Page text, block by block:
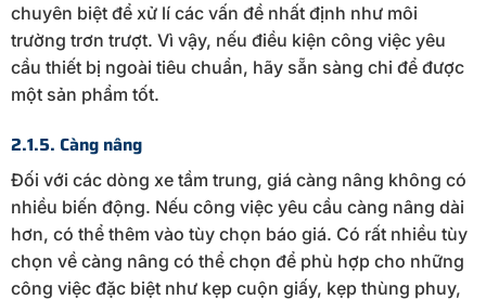
chuyên biệt để xử lí các vấn đề nhất định như môi
trường trơn trượt. Vì vậy, nếu điều kiện công việc yêu
cầu thiết bị ngoài tiêu chuẩn, hãy sẵn sàng chi để được
một sản phẩm tốt.
2.1.5. Càng nâng
Đối với các dòng xe tầm trung, giá càng nâng không có
nhiều biến động. Nếu công việc yêu cầu càng nâng dài
hơn, có thể thêm vào tùy chọn báo giá. Có rất nhiều tùy
chọn về càng nâng có thể chọn để phù hợp cho những
công việc đặc biệt như kẹp cuộn giấy, kẹp thùng phuy,